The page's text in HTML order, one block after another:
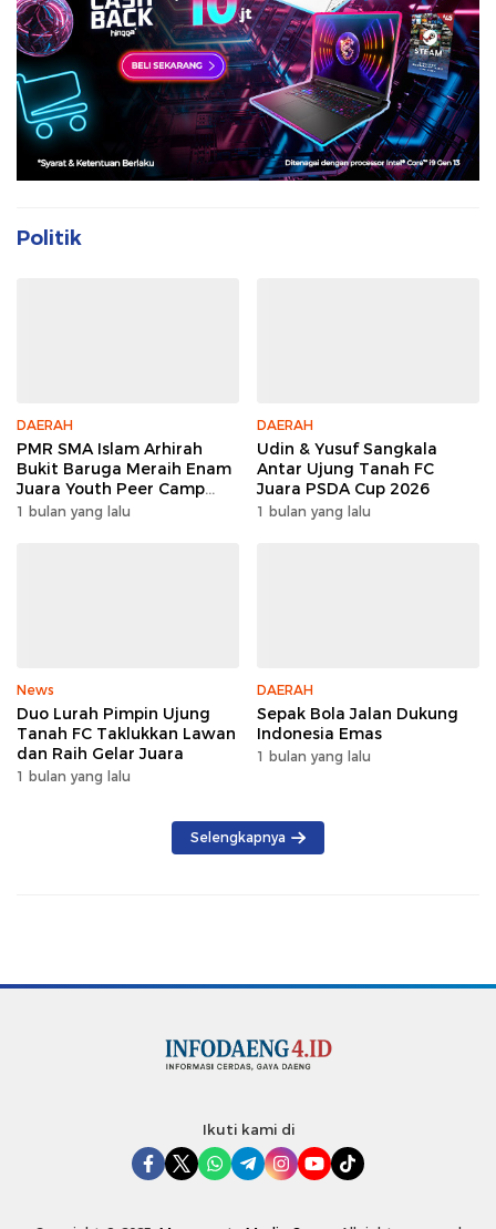
Politik
DAERAH
PMR SMA Islam Arhirah
Bukit Baruga Meraih Enam
Juara Youth Peer Camp
2026
1 bulan yang lalu
DAERAH
Udin & Yusuf Sangkala
Antar Ujung Tanah FC
Juara PSDA Cup 2026
1 bulan yang lalu
News
Duo Lurah Pimpin Ujung
Tanah FC Taklukkan Lawan
dan Raih Gelar Juara
1 bulan yang lalu
DAERAH
Sepak Bola Jalan Dukung
Indonesia Emas
1 bulan yang lalu
Selengkapnya
Ikuti kami di